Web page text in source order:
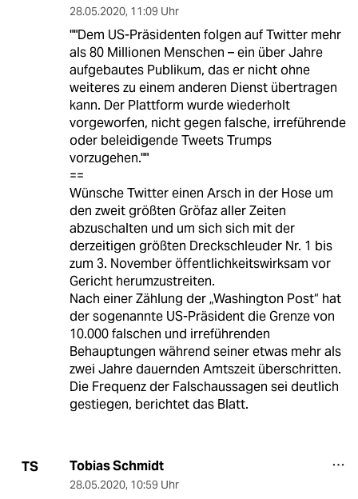
28.05.2020, 11:09 Uhr
""Dem US-Präsidenten folgen auf Twitter mehr
als 80 Millionen Menschen – ein über Jahre
aufgebautes Publikum, das er nicht ohne
weiteres zu einem anderen Dienst übertragen
kann. Der Plattform wurde wiederholt
vorgeworfen, nicht gegen falsche, irreführende
oder beleidigende Tweets Trumps
vorzugehen.""
==
Wünsche Twitter einen Arsch in der Hose um
den zweit größten Gröfaz aller Zeiten
abzuschalten und um sich sich mit der
derzeitigen größten Dreckschleuder Nr. 1 bis
zum 3. November öffentlichkeitswirksam vor
Gericht herumzustreiten.
Nach einer Zählung der „Washington Post“ hat
der sogenannte US-Präsident die Grenze von
10.000 falschen und irreführenden
Behauptungen während seiner etwas mehr als
zwei Jahre dauernden Amtszeit überschritten.
Die Frequenz der Falschaussagen sei deutlich
gestiegen, berichtet das Blatt.
TS Tobias Schmidt
28.05.2020, 10:59 Uhr